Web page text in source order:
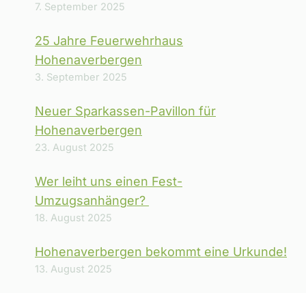
7. September 2025
25 Jahre Feuerwehrhaus
Hohenaverbergen
3. September 2025
Neuer Sparkassen-Pavillon für
Hohenaverbergen
23. August 2025
Wer leiht uns einen Fest-
Umzugsanhänger?
18. August 2025
Hohenaverbergen bekommt eine Urkunde!
13. August 2025